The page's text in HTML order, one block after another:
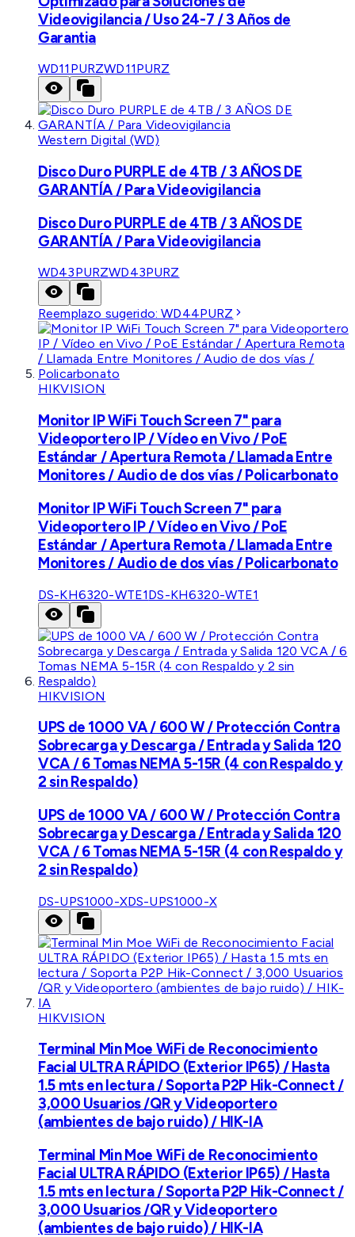
Videovigilancia / Uso 24-7 / 3 Años de
Garantia
WD11PURZWD11PURZ
Western Digital (WD)
Disco Duro PURPLE de 4TB / 3 AÑOS DE
GARANTÍA / Para Videovigilancia
Disco Duro PURPLE de 4TB / 3 AÑOS DE
GARANTÍA / Para Videovigilancia
WD43PURZWD43PURZ
Reemplazo sugerido:WD44PURZ
HIKVISION
Monitor IP WiFi Touch Screen 7" para
Videoportero IP / Vídeo en Vivo / PoE
Estándar / Apertura Remota / Llamada Entre
Monitores / Audio de dos vías / Policarbonato
Monitor IP WiFi Touch Screen 7" para
Videoportero IP / Vídeo en Vivo / PoE
Estándar / Apertura Remota / Llamada Entre
Monitores / Audio de dos vías / Policarbonato
DS-KH6320-WTE1DS-KH6320-WTE1
HIKVISION
UPS de 1000 VA / 600 W / Protección Contra
Sobrecarga y Descarga / Entrada y Salida 120
VCA / 6 Tomas NEMA 5-15R (4 con Respaldo y
2 sin Respaldo)
UPS de 1000 VA / 600 W / Protección Contra
Sobrecarga y Descarga / Entrada y Salida 120
VCA / 6 Tomas NEMA 5-15R (4 con Respaldo y
2 sin Respaldo)
DS-UPS1000-XDS-UPS1000-X
HIKVISION
Terminal Min Moe WiFi de Reconocimiento
Facial ULTRA RÁPIDO (Exterior IP65) / Hasta
1.5 mts en lectura / Soporta P2P Hik-Connect /
3,000 Usuarios /QR y Videoportero
(ambientes de bajo ruido) / HIK-IA
Terminal Min Moe WiFi de Reconocimiento
Facial ULTRA RÁPIDO (Exterior IP65) / Hasta
1.5 mts en lectura / Soporta P2P Hik-Connect /
3,000 Usuarios /QR y Videoportero
(ambientes de bajo ruido) / HIK-IA